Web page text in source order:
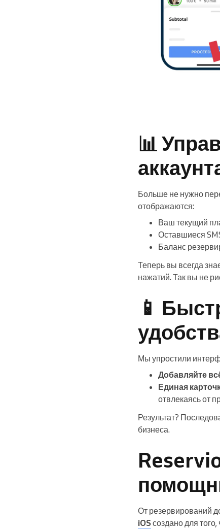
📊
Больше не нужно
отображаются:
Ваш текущий
Оставшиеся
Баланс
Теперь вы всегда
нажатий. Так вы не
📱
Мы упростили
Добавляйте
Единая
отвлекаясь от
Результат?
бизнеса.
От резервирований
iOSсоздано для